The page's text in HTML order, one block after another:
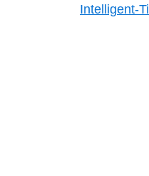
Intelligent-